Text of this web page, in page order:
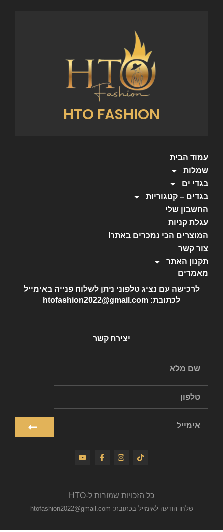
HTO FASHION
עמוד הבית
שמלות
בגדי ים
בגדים – קטגוריות
החשבון שלי
עגלת קניות
המוצרים הכי נמכרים באתר!
צור קשר
תקנון האתר
מאמרים
לרכישה עם נציג טלפוני ניתן לשלוח פנייה באימייל
לכתובת: htofashion2022@gmail.com
יצירת קשר
כל הזכויות שמורות ל-HTO
שלחו הודעה לאימייל בכתובת: htofashion2022@gmail.com